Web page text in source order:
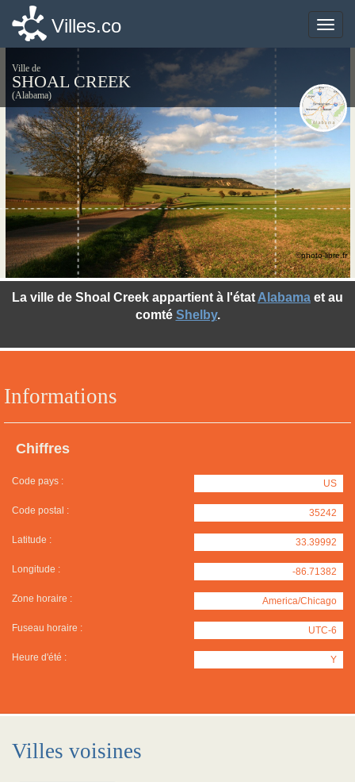
Toggle
Villes.co
Ville de
SHOAL CREEK
(Alabama)
Informations
Chiffres
Code pays : US
Code postal : 35242
Latitude : 33.39992
Longitude : -86.71382
Zone horaire : America/Chicago
Fuseau horaire : UTC-6
Heure d'été : Y
La ville de Shoal Creek appartient à l'état Alabama et au
comté Shelby.
©photo-libre.fr
Villes voisines
Toggle
Villes.co